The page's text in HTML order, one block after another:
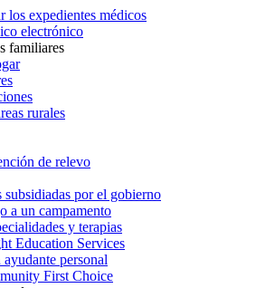
los expedientes médicos
electrónico
familiares
rurales
de relevo
subsidiadas por el gobierno
a un campamento
y terapias
Education Services
personal
First Choice